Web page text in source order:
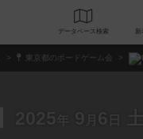
データベース 検
東京都のボードゲーム会
2025 年 9 月 6 日